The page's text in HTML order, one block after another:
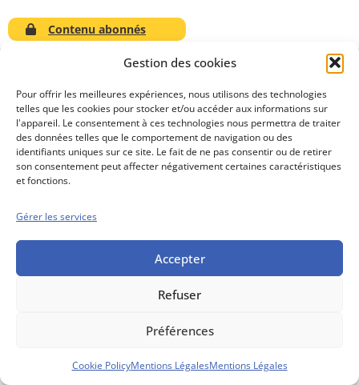
Gestion des cookies
Pour offrir les meilleures expériences, nous utilisons des technologies
telles que les cookies pour stocker et/ou accéder aux informations sur
l'appareil. Le consentement à ces technologies nous permettra de traiter
des données telles que le comportement de navigation ou des
identifiants uniques sur ce site. Le fait de ne pas consentir ou de retirer
son consentement peut affecter négativement certaines caractéristiques
et fonctions.
Gérer les services
Accepter
Refuser
Préférences
Cookie PolicyMentions LégalesMentions Légales
Contenu abonnés
Conseils boursiers depuis 1952
Propos Utiles est
une publication
des Editions
Marigny